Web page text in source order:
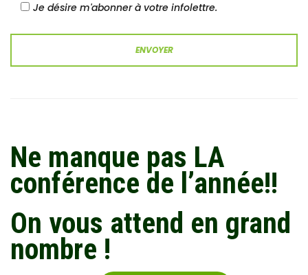
Je désire m'abonner à votre infolettre.
Ne manque pas LA
conférence de l’année!!
On vous attend en grand
nombre !